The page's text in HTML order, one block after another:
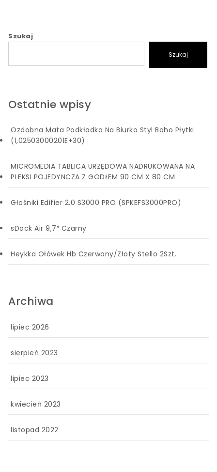
Szukaj
Szukaj
Ostatnie wpisy
Ozdobna Mata Podkładka Na Biurko Styl Boho Płytki
(1,02503000201E+30)
MICROMEDIA TABLICA URZĘDOWA NADRUKOWANA NA
PLEKSI POJEDYNCZA Z GODŁEM 90 CM X 80 CM
Głośniki Edifier 2.0 S3000 PRO (SPKEFS3000PRO)
sDock Air 9,7″ Czarny
Heykka Ołówek Hb Czerwony/Złoty Stello 2Szt.
Archiwa
lipiec 2026
sierpień 2023
lipiec 2023
kwiecień 2023
listopad 2022